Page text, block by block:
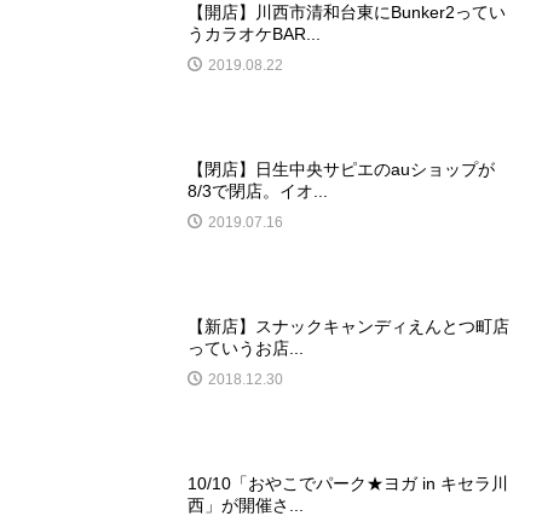
【開店】川西市清和台東にBunker2ってい
うカラオケBAR...
2019.08.22
【閉店】日生中央サピエのauショップが
8/3で閉店。イオ...
2019.07.16
【新店】スナックキャンディえんとつ町店
っていうお店...
2018.12.30
10/10「おやこでパーク★ヨガ in キセラ川
西」が開催さ...